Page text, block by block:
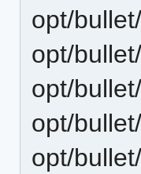
opt/
opt/
opt/
opt/
opt/